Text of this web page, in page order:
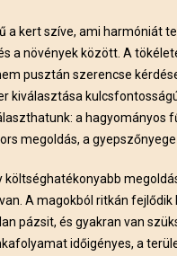
a kert szíve, ami harmóniát
a növények között. A
pusztán szerencse
kiválasztása
a hagyományos
megoldás, a
költséghatékonyabb
A magokból ritkán fejlődik
pázsit, és gyakran van
időigényes, a